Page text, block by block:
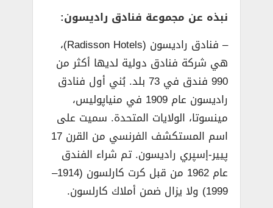
نبذه عن مجموعة فنادق راديسون:
– فنادق راديسون (Radisson Hotels)،
هي شركة فنادق دولية لديها أكثر من
990 فندق في 73 بلد. بُني أول فنادق
راديسون عام 1909 في منياپوليس،
مينسوتا، الولايات المتحدة. سميت على
اسم المستكشف الفرنسي من القرن 17
پيير-إسپري راديسون. تم شراء الفندق
عام 1962 من قبل كرت كارلسون (1914–
1999) ولا يزال ضمن أملاك كارلسون.